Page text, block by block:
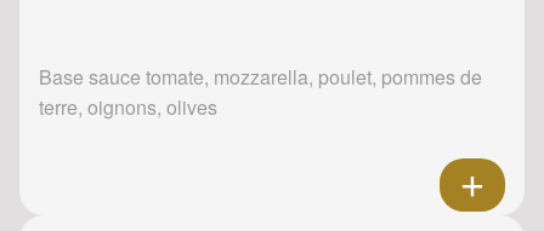
Base sauce tomate, mozzarella, poulet, pommes de
terre, oignons, olives